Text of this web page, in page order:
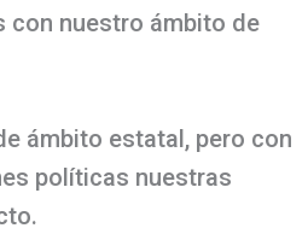
con nuestro ámbito de
ámbito estatal, pero con
políticas nuestras